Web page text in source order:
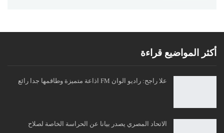
أكثر المواضيع قراءة
علا راجح: راديو الوان FM اذاعة متميزة وطاقمها جدا رائع
الاتحاد المصري يصدر بيانا عن الحراسة الخاصة لصلاح